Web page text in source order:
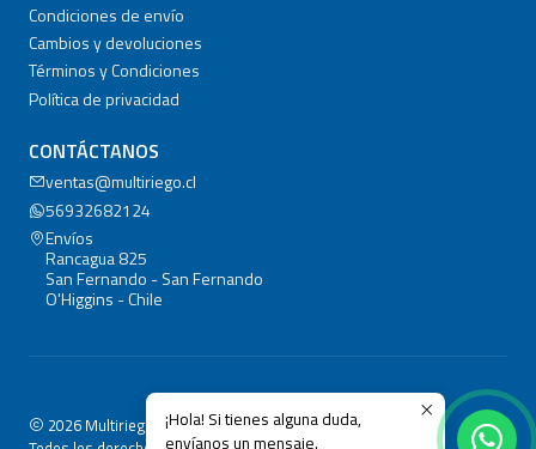
Condiciones de envío
Cambios y devoluciones
Términos y Condiciones
Política de privacidad
CONTÁCTANOS
ventas@multiriego.cl
56932682124
Envíos
Rancagua 825
San Fernando - San Fernando
O'Higgins - Chile
2026 Multiriego.cl.¡Hola! Si tienes alguna duda,
envíanos un mensaje.